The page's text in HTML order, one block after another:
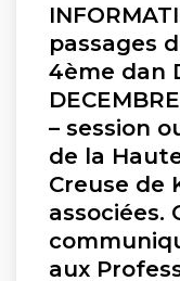
passages
4ème dan
– session
de la
Creuse de
aux